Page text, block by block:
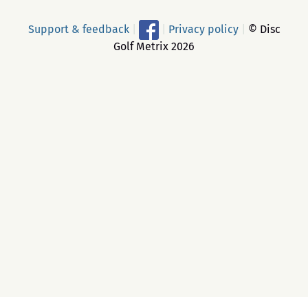
Support & feedback Privacy policy
© Disc
Golf Metrix 2026